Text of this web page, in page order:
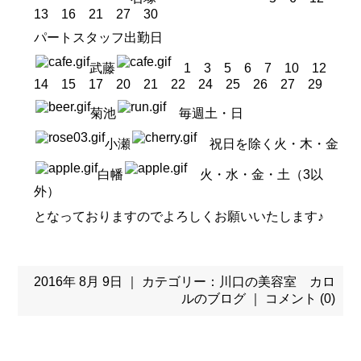
13 16 21 27 30
パートスタッフ出勤日
武藤
1 3 5 6 7 10 12
14 15 17 20 21 22 24 25 26 27 29
菊池 毎週土・日
小瀬 祝日を除く火・木・金
白幡
火・水・金・土（3以
外）
となっておりますのでよろしくお願いいたします♪
2016年 8月 9日 ｜ カテゴリー： 川口の美容室 カロ
ルのブログ｜ コメント (0)